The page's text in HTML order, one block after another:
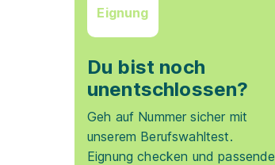
Eignung
Du bist noch
unentschlossen?
Geh auf Nummer sicher mit
unserem Berufswahltest.
Eignung checken und passende